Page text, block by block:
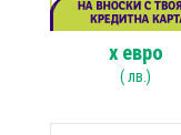
x евро
(лв.)